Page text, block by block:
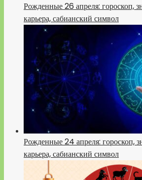
Рожденные 26 апреля: гороскоп,
карьера, сабианский символ
Рожденные 24 апреля: гороскоп,
карьера, сабианский символ